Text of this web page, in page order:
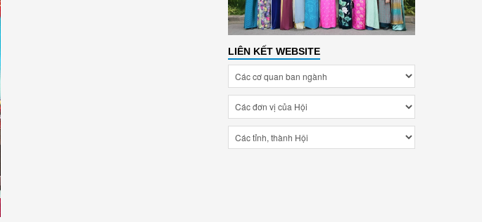
LIÊN KẾT WEBSITE